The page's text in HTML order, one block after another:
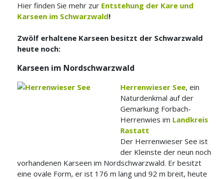
Hier finden Sie mehr zur Entstehung der Kare und
Karseen im Schwarzwald!
Zwölf erhaltene Karseen besitzt der Schwarzwald
heute noch:
Karseen im Nordschwarzwald
Herrenwieser See, ein
Naturdenkmal auf der
Gemarkung Forbach-
Herrenwies im Landkreis
Rastatt
Der Herrenwieser See ist
der Kleinste der neun noch
vorhandenen Karseen im Nordschwarzwald. Er besitzt
eine ovale Form, er ist 176 m lang und 92 m breit, heute